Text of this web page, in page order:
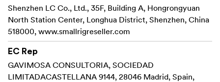
Shenzhen LC Co., Ltd., 35F, Building A, Hongrongyuan
North Station Center, Longhua District, Shenzhen, China
518000, www.smallrigreseller.com
EC Rep
GAVIMOSA CONSULTORIA, SOCIEDAD
LIMITADACASTELLANA 9144, 28046 Madrid, Spain,